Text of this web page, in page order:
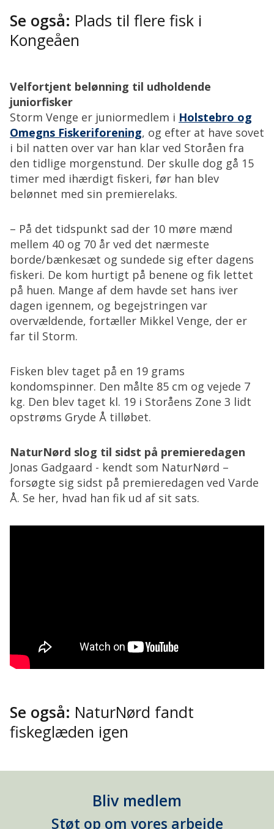
Se også: Plads til flere fisk i
Kongeåen
Velfortjent belønning til udholdende
juniorfisker
Storm Venge er juniormedlem i Holstebro og
Omegns Fiskeriforening, og efter at have sovet
i bil natten over var han klar ved Storåen fra
den tidlige morgenstund. Der skulle dog gå 15
timer med ihærdigt fiskeri, før han blev
belønnet med sin premierelaks.
– På det tidspunkt sad der 10 møre mænd
mellem 40 og 70 år ved det nærmeste
borde/bænkesæt og sundede sig efter dagens
fiskeri. De kom hurtigt på benene og fik lettet
på huen. Mange af dem havde set hans iver
dagen igennem, og begejstringen var
overvældende, fortæller Mikkel Venge, der er
far til Storm.
Fisken blev taget på en 19 grams
kondomspinner. Den målte 85 cm og vejede 7
kg. Den blev taget kl. 19 i Storåens Zone 3 lidt
opstrøms Gryde Å tilløbet.
NaturNørd slog til sidst på premieredagen
Jonas Gadgaard - kendt som NaturNørd –
forsøgte sig sidst på premieredagen ved Varde
Å. Se her, hvad han fik ud af sit sats.
Se også: NaturNørd fandt
fiskeglæden igen
Bliv medlem
Støt op om vores arbejde